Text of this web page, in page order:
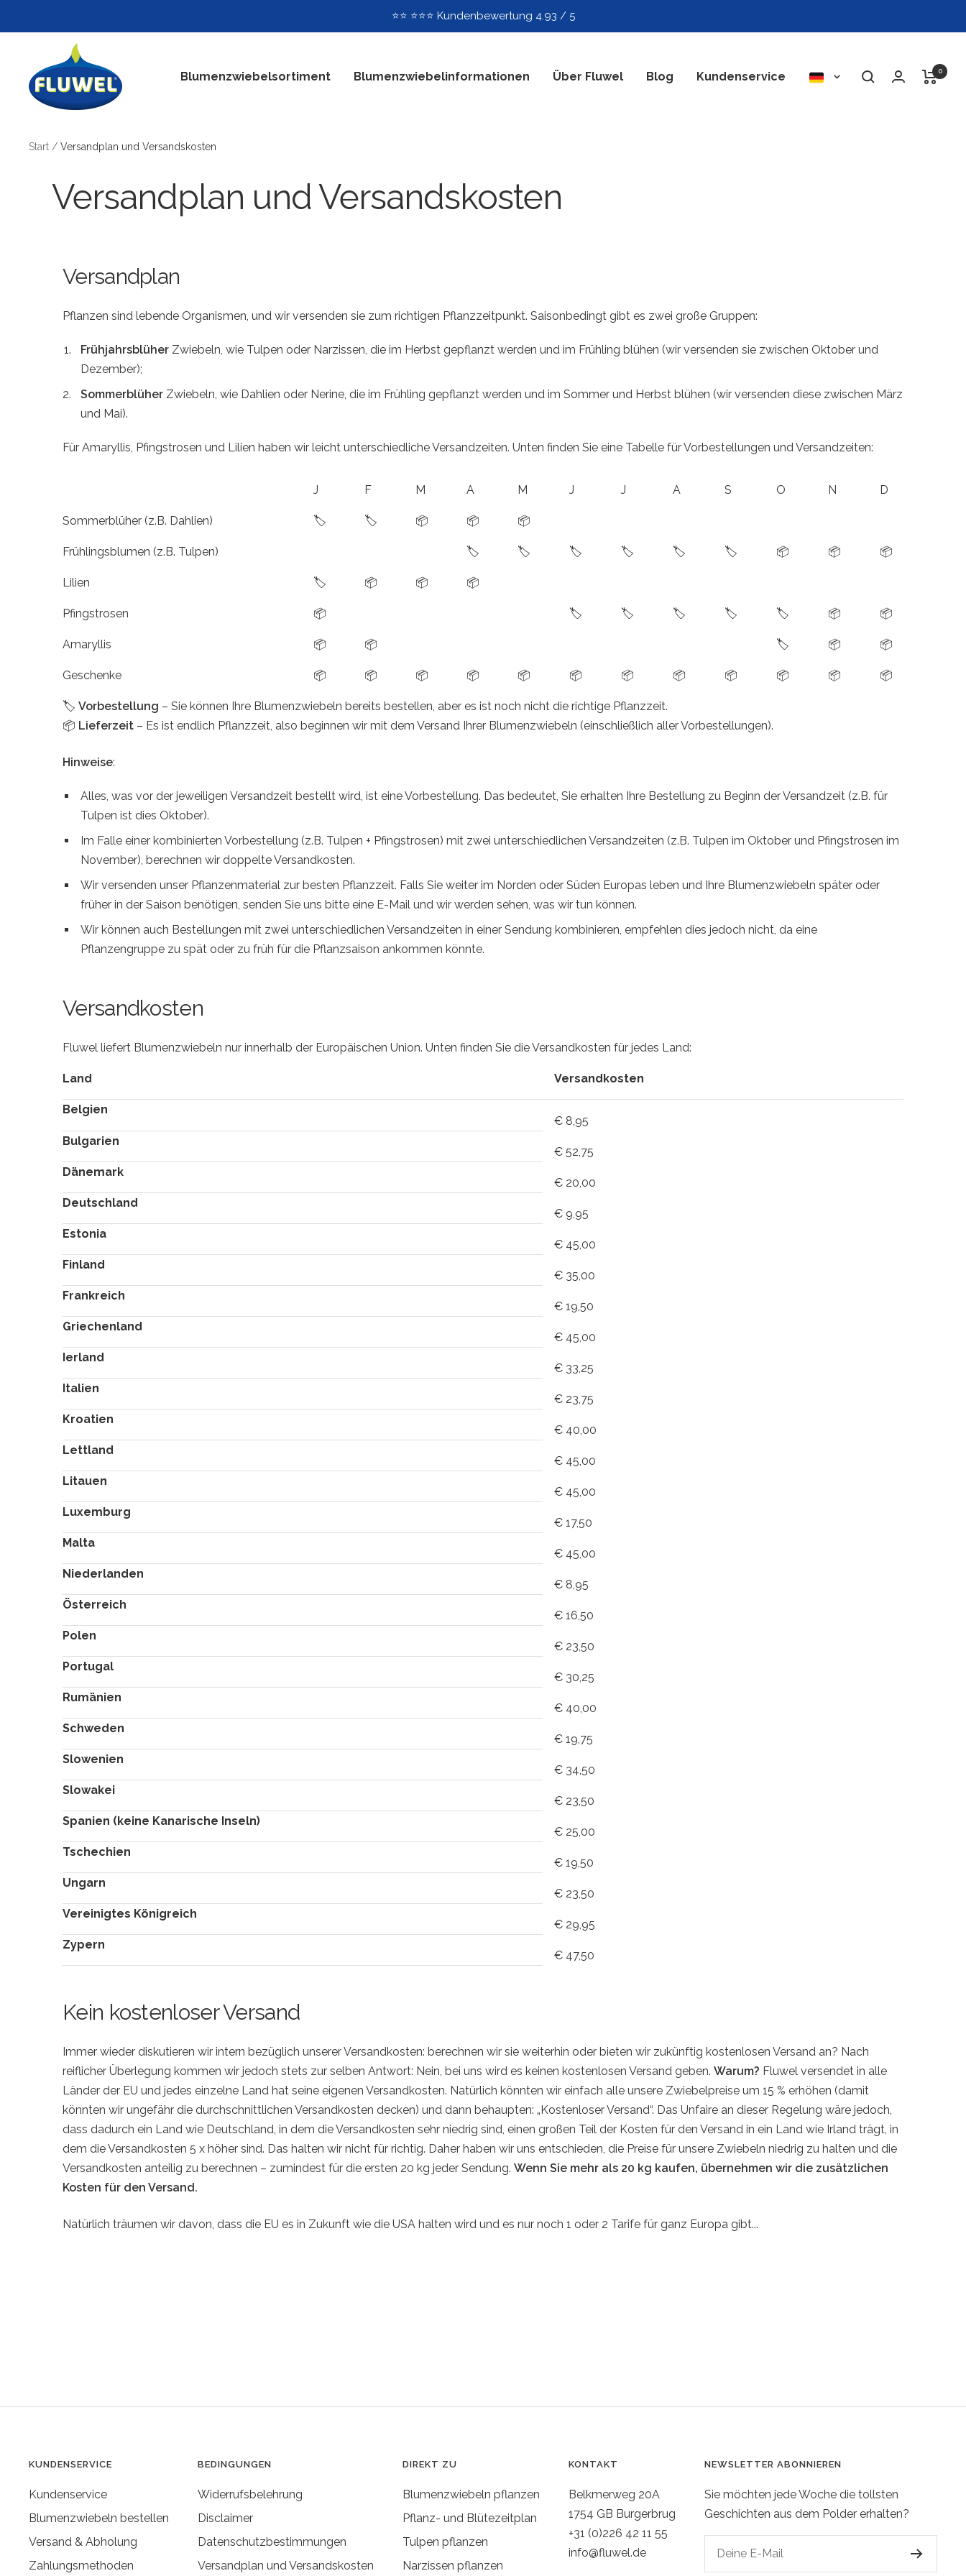
⭐️⭐️ ⭐️⭐️⭐️ Kundenbewertung 4.93 / 5
Blumenzwiebelsortiment Blumenzwiebelinformationen Über Fluwel Blog Kundenservice
Sprache
0
Start Versandplan und Versandskosten
Versandplan und Versandskosten
Versandplan
Pflanzen sind lebende Organismen, und wir versenden sie zum richtigen Pflanzzeitpunkt. Saisonbedingt gibt es zwei große Gruppen:
Frühjahrsblüher Zwiebeln, wie Tulpen oder Narzissen, die im Herbst gepflanzt werden und im Frühling blühen (wir versenden sie zwischen Oktober und
Dezember);
Sommerblüher Zwiebeln, wie Dahlien oder Nerine, die im Frühling gepflanzt werden und im Sommer und Herbst blühen (wir versenden diese zwischen März
und Mai).
Für Amaryllis, Pfingstrosen und Lilien haben wir leicht unterschiedliche Versandzeiten. Unten finden Sie eine Tabelle für Vorbestellungen und Versandzeiten:
J F M A M J J A S O N D
Sommerblüher (z.B. Dahlien) 🏷️ 🏷️ 📦 📦 📦
Frühlingsblumen (z.B. Tulpen) 🏷️ 🏷️ 🏷️ 🏷️ 🏷️ 🏷️ 📦 📦 📦
Lilien 🏷️ 📦 📦 📦
Pfingstrosen 📦 🏷️ 🏷️ 🏷️ 🏷️ 🏷️ 📦 📦
Amaryllis 📦 📦 🏷️ 📦 📦
Geschenke 📦 📦 📦 📦 📦 📦 📦 📦 📦 📦 📦 📦
🏷️ Vorbestellung – Sie können Ihre Blumenzwiebeln bereits bestellen, aber es ist noch nicht die richtige Pflanzzeit.
📦 Lieferzeit – Es ist endlich Pflanzzeit, also beginnen wir mit dem Versand Ihrer Blumenzwiebeln (einschließlich aller Vorbestellungen).
Hinweise:
Alles, was vor der jeweiligen Versandzeit bestellt wird, ist eine Vorbestellung. Das bedeutet, Sie erhalten Ihre Bestellung zu Beginn der Versandzeit (z.B. für
Tulpen ist dies Oktober).
Im Falle einer kombinierten Vorbestellung (z.B. Tulpen + Pfingstrosen) mit zwei unterschiedlichen Versandzeiten (z.B. Tulpen im Oktober und Pfingstrosen im
November), berechnen wir doppelte Versandkosten.
Wir versenden unser Pflanzenmaterial zur besten Pflanzzeit. Falls Sie weiter im Norden oder Süden Europas leben und Ihre Blumenzwiebeln später oder
früher in der Saison benötigen, senden Sie uns bitte eine E-Mail und wir werden sehen, was wir tun können.
Wir können auch Bestellungen mit zwei unterschiedlichen Versandzeiten in einer Sendung kombinieren, empfehlen dies jedoch nicht, da eine
Pflanzengruppe zu spät oder zu früh für die Pflanzsaison ankommen könnte.
Versandkosten
Fluwel liefert Blumenzwiebeln nur innerhalb der Europäischen Union. Unten finden Sie die Versandkosten für jedes Land:
Land Versandkosten
Belgien
€ 8,95
Bulgarien
€ 52,75
Dänemark
€ 20,00
Deutschland
€ 9,95
Estonia
€ 45,00
Finland
€ 35,00
Frankreich
€ 19,50
Griechenland
€ 45,00
Ierland
€ 33,25
Italien
€ 23,75
Kroatien
€ 40,00
Lettland
€ 45,00
Litauen
€ 45,00
Luxemburg
€ 17,50
Malta
€ 45,00
Niederlanden
€ 8,95
Österreich
€ 16,50
Polen
€ 23,50
Portugal
€ 30,25
Rumänien
€ 40,00
Schweden
€ 19,75
Slowenien
€ 34,50
Slowakei
€ 23,50
Spanien (keine Kanarische Inseln)
€ 25,00
Tschechien
€ 19,50
Ungarn
€ 23,50
Vereinigtes Königreich
€ 29,95
Zypern
€ 47,50
Kein kostenloser Versand
Immer wieder diskutieren wir intern bezüglich unserer Versandkosten: berechnen wir sie weiterhin oder bieten wir zukünftig kostenlosen Versand an? Nach
reiflicher Überlegung kommen wir jedoch stets zur selben Antwort: Nein, bei uns wird es keinen kostenlosen Versand geben. Warum? Fluwel versendet in alle
Länder der EU und jedes einzelne Land hat seine eigenen Versandkosten. Natürlich könnten wir einfach alle unsere Zwiebelpreise um 15 % erhöhen (damit
könnten wir ungefähr die durchschnittlichen Versandkosten decken) und dann behaupten: „Kostenloser Versand“. Das Unfaire an dieser Regelung wäre jedoch,
dass dadurch ein Land wie Deutschland, in dem die Versandkosten sehr niedrig sind, einen großen Teil der Kosten für den Versand in ein Land wie Irland trägt, in
dem die Versandkosten 5 x höher sind. Das halten wir nicht für richtig. Daher haben wir uns entschieden, die Preise für unsere Zwiebeln niedrig zu halten und die
Versandkosten anteilig zu berechnen – zumindest für die ersten 20 kg jeder Sendung. Wenn Sie mehr als 20 kg kaufen, übernehmen wir die zusätzlichen
Kosten für den Versand.
Natürlich träumen wir davon, dass die EU es in Zukunft wie die USA halten wird und es nur noch 1 oder 2 Tarife für ganz Europa gibt...
KUNDENSERVICE
Kundenservice
Blumenzwiebeln bestellen
Versand & Abholung
Zahlungsmethoden
BEDINGUNGEN
Widerrufsbelehrung
Disclaimer
Datenschutzbestimmungen
Versandplan und Versandskosten
DIREKT ZU
Blumenzwiebeln pflanzen
Pflanz- und Blütezeitplan
Tulpen pflanzen
Narzissen pflanzen
KONTAKT
Belkmerweg 20A
1754 GB Burgerbrug
+31 (0)226 42 11 55
info@fluwel.de
NEWSLETTER ABONNIEREN
Sie möchten jede Woche die tollsten
Geschichten aus dem Polder erhalten?
Deine E-Mail